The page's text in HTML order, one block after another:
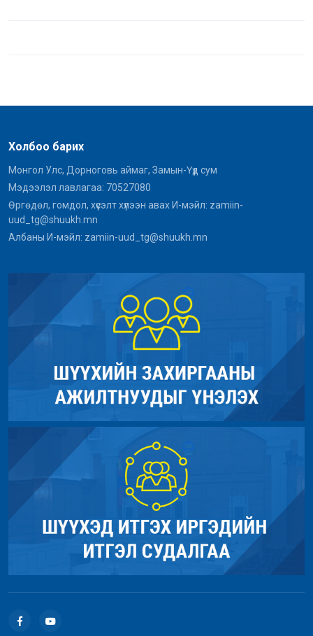
Холбоо барих
Монгол Улс, Дорноговь аймаг, Замын-Үүд сум
Мэдээлэл лавлагаа: 70527080
Өргөдөл, гомдол, хүсэлт хүлээн авах И-мэйл: zamiin-
uud_tg@shuukh.mn
Албаны И-мэйл: zamiin-uud_tg@shuukh.mn